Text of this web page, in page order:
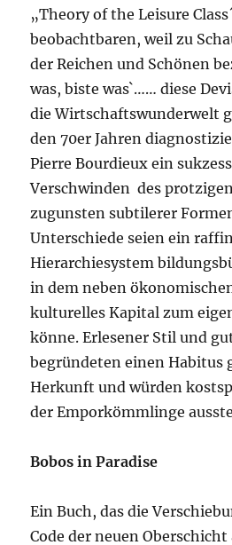
„Theory of the Leisure
beobachtbaren, weil zu
der Reichen und Schönen
was, biste was`…… diese
die Wirtschaftswunderwelt
den 70er Jahren
Pierre Bourdieux ein
Verschwinden des
zugunsten subtilerer
Unterschiede seien ein
Hierarchiesystem
in dem neben
kulturelles Kapital zum
könne. Erlesener Stil und
begründeten einen Habitus
Herkunft und würden
der Emporkömmlinge
Bobos in Paradise
Ein Buch, das die
Code der neuen